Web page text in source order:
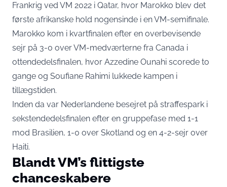
Frankrig ved VM 2022 i Qatar, hvor Marokko blev det
første afrikanske hold nogensinde i en VM-semifinale.
Marokko kom i kvartfinalen efter en overbevisende
sejr på 3-0 over VM-medværterne fra Canada i
ottendedelsfinalen, hvor Azzedine Ounahi scorede to
gange og Soufiane Rahimi lukkede kampen i
tillægstiden.
Inden da var Nederlandene besejret på straffespark i
sekstendedelsfinalen efter en gruppefase med 1-1
mod Brasilien, 1-0 over Skotland og en 4-2-sejr over
Haiti.
Blandt VM’s flittigste
chanceskabere